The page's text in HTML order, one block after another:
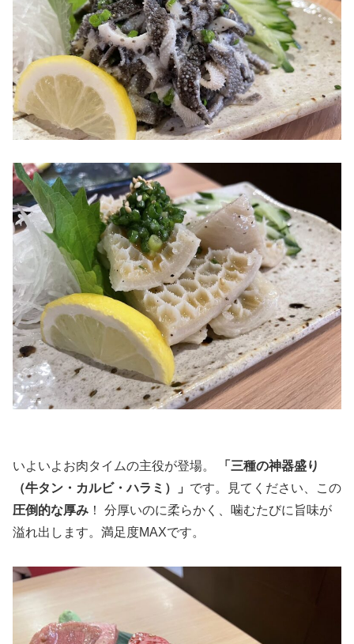
いよいよお肉タイムの主役が登場。
「三種の神器盛り
（牛タン・カルビ・ハラミ）」 です。見てください、この
圧倒的な厚み ！ 分厚いのに柔らかく、噛むたびに旨味が
溢れ出します。満足度MAXです。